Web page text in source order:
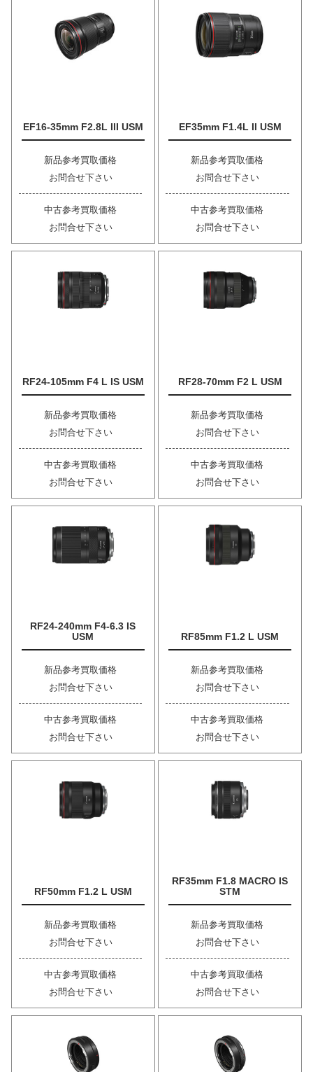
EF16-35mm F2.8L III USM
新品参考買取価格
お問合せ下さい
中古参考買取価格
お問合せ下さい
EF35mm F1.4L II USM
新品参考買取価格
お問合せ下さい
中古参考買取価格
お問合せ下さい
RF24-105mm F4 L IS USM
新品参考買取価格
お問合せ下さい
中古参考買取価格
お問合せ下さい
RF28-70mm F2 L USM
新品参考買取価格
お問合せ下さい
中古参考買取価格
お問合せ下さい
RF24-240mm F4-6.3 IS
USM
新品参考買取価格
お問合せ下さい
中古参考買取価格
お問合せ下さい
RF85mm F1.2 L USM
新品参考買取価格
お問合せ下さい
中古参考買取価格
お問合せ下さい
RF50mm F1.2 L USM
新品参考買取価格
お問合せ下さい
中古参考買取価格
お問合せ下さい
RF35mm F1.8 MACRO IS
STM
新品参考買取価格
お問合せ下さい
中古参考買取価格
お問合せ下さい